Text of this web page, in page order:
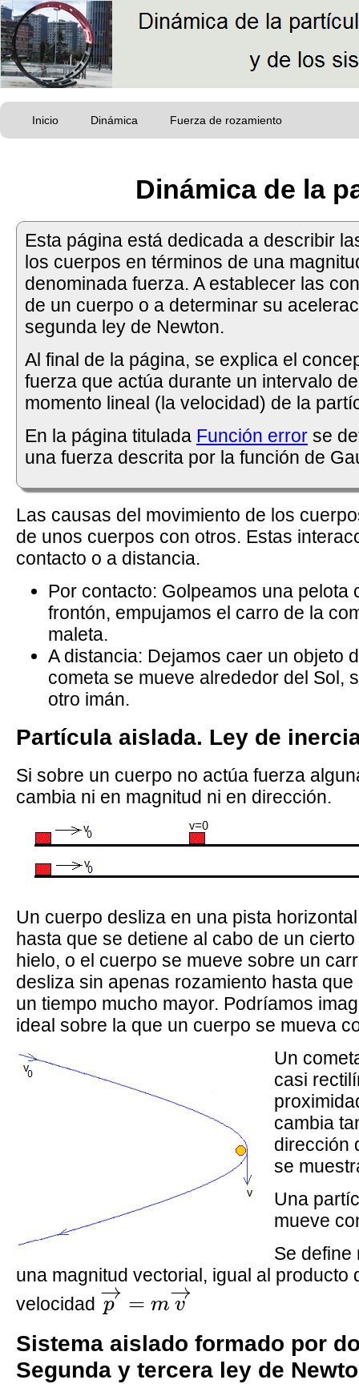
Inicio Dinámica Fuerza de rozamiento
Dinámica de la
Esta página está dedicada a describir
los cuerpos en términos de una
denominada fuerza. A establecer las
de un cuerpo o a determinar su
segunda ley de Newton.
Al final de la página, se explica el
fuerza que actúa durante un intervalo
momento lineal (la velocidad) de la
En la página titulada Función error se
una fuerza descrita por la función de
Las causas del movimiento de los
de unos cuerpos con otros. Estas
contacto o a distancia.
Por contacto: Golpeamos una pelota
frontón, empujamos el carro de la
maleta.
A distancia: Dejamos caer un objeto
cometa se mueve alrededor del Sol,
otro imán.
Partícula aislada. Ley de
Si sobre un cuerpo no actúa fuerza
cambia ni en magnitud ni en dirección.
Un cuerpo desliza en una pista
hasta que se detiene al cabo de un
hielo, o el cuerpo se mueve sobre un
desliza sin apenas rozamiento hasta
un tiempo mucho mayor. Podríamos
ideal sobre la que un cuerpo se mueva
Un
casi
cambia
dirección
se
Una
mueve
Se define
una magnitud vectorial, igual al producto
velocidad →
p = m
→
v
p→ =mv→
Sistema aislado formado por
Segunda y tercera ley de